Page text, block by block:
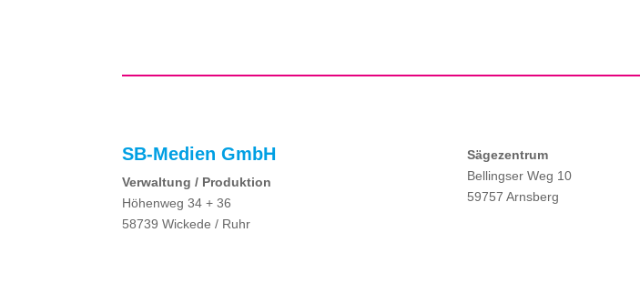
SB-Medien GmbH
Verwaltung / Produktion
Höhenweg 34 + 36
58739 Wickede / Ruhr
Sägezentrum
Bellingser Weg 10
59757 Arnsberg